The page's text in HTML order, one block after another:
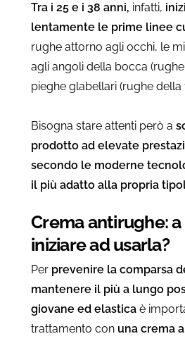
Tra i 25 e i 38 anni, infatti,
lentamente le prime linee
rughe attorno agli occhi, le
agli angoli della bocca
pieghe glabellari (rughe della
Bisogna stare attenti però a
prodotto ad elevate
secondo le moderne
il più adatto alla propria
Crema antirughe:
iniziare ad usarla?
Per prevenire la comparsa
mantenere il più a lungo
giovane ed elastica è
trattamento con una crema